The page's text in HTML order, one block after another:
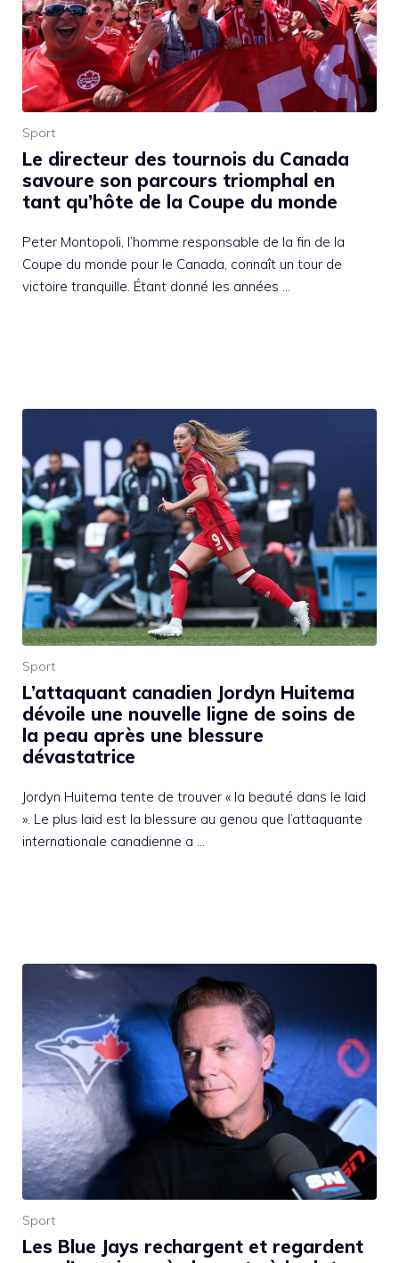
Sport
Le directeur des tournois du Canada
savoure son parcours triomphal en
tant qu’hôte de la Coupe du monde
Peter Montopoli, l’homme responsable de la fin de la
Coupe du monde pour le Canada, connaît un tour de
victoire tranquille. Étant donné les années …
Sport
L’attaquant canadien Jordyn Huitema
dévoile une nouvelle ligne de soins de
la peau après une blessure
dévastatrice
Jordyn Huitema tente de trouver « la beauté dans le laid
». Le plus laid est la blessure au genou que l’attaquante
internationale canadienne a …
Sport
Les Blue Jays rechargent et regardent